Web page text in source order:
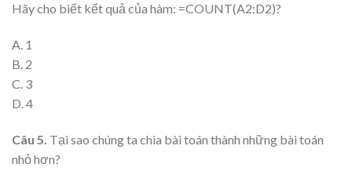
Hãy cho biết kết quả của hàm: =COUNT(A2:D2)?
A. 1
B. 2
C. 3
D. 4
Câu 5. Tại sao chúng ta chia bài toán thành những bài toán
nhỏ hơn?